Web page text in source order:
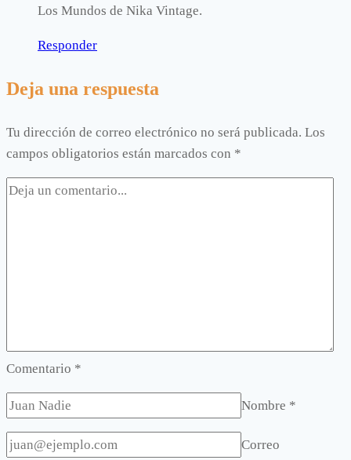
Los Mundos de Nika Vintage.
Responder
Deja una respuesta
Tu dirección de correo electrónico no será publicada. Los
campos obligatorios están marcados con *
Comentario *
Nombre *
Correo